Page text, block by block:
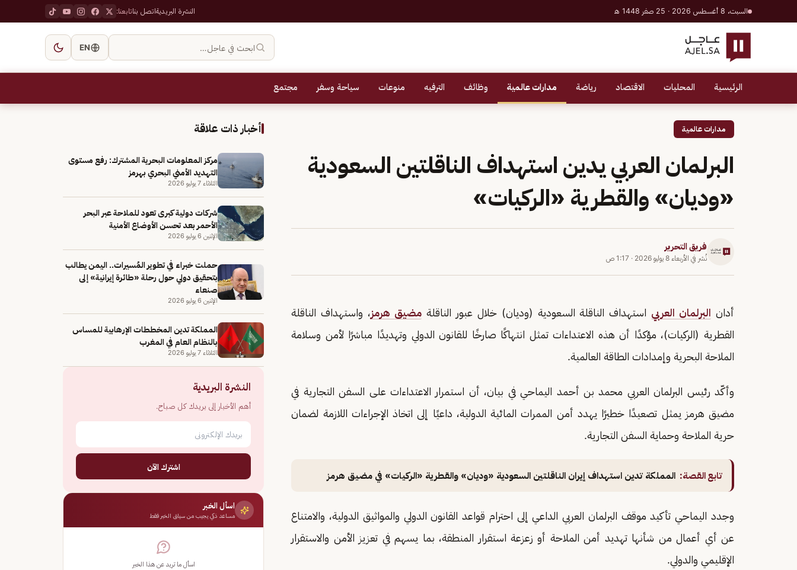
السبت، 8 أغسطس 2026 · 25 صفر 1448 هـ النشرة البريديةاتصل بناتابعنا:
ابحث في عاجل… EN
الرئيسية المحليات الاقتصاد رياضة مدارات عالمية وظائف الترفيه منوعات سياحة وسفر مجتمع
مدارات عالمية
البرلمان العربي يدين استهداف الناقلتين السعودية
«وديان» والقطرية «الركيات»
فريق التحرير
نُشر في الأربعاء 8 يوليو 2026 · 1:17 ص
أدان البرلمان العربي استهداف الناقلة السعودية (وديان) خلال عبور الناقلة مضيق هرمز، واستهداف الناقلة
القطرية (الركيات)، مؤكدًا أن هذه الاعتداءات تمثل انتهاكًا صارخًا للقانون الدولي وتهديدًا مباشرًا لأمن وسلامة
الملاحة البحرية وإمدادات الطاقة العالمية.
وأكّد رئيس البرلمان العربي محمد بن أحمد اليماحي في بيان، أن استمرار الاعتداءات على السفن التجارية في
مضيق هرمز يمثل تصعيدًا خطيرًا يهدد أمن الممرات المائية الدولية، داعيًا إلى اتخاذ الإجراءات اللازمة لضمان
حرية الملاحة وحماية السفن التجارية.
تابع القصة: المملكة تدين استهداف إيران الناقلتين السعودية «وديان» والقطرية «الركيات» في مضيق هرمز
وجدد اليماحي تأكيد موقف البرلمان العربي الداعي إلى احترام قواعد القانون الدولي والمواثيق الدولية، والامتناع
عن أي أعمال من شأنها تهديد أمن الملاحة أو زعزعة استقرار المنطقة، بما يسهم في تعزيز الأمن والاستقرار
الإقليمي والدولي.
أخبار ذات علاقة
مركز المعلومات البحرية المشترك: رفع مستوى
التهديد الأمني البحري بهرمز
الثلاثاء 7 يوليو 2026
شركات دولية كبرى تعود للملاحة عبر البحر
الأحمر بعد تحسن الأوضاع الأمنية
الإثنين 6 يوليو 2026
حملت خبراء في تطوير المُسيرات.. اليمن يطالب
بتحقيق دولي حول رحلة «طائرة إيرانية» إلى
صنعاء
الإثنين 6 يوليو 2026
المملكة تدين المخططات الإرهابية للمساس
بالنظام العام في المغرب
الثلاثاء 7 يوليو 2026
النشرة البريدية
أهم الأخبار إلى بريدك كل صباح.
اشترك الآن
اسأل الخبر
مساعد ذكي يجيب من سياق الخبر فقط
اسأل ما تريد عن هذا الخبر